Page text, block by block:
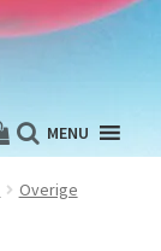
MENU
Overige